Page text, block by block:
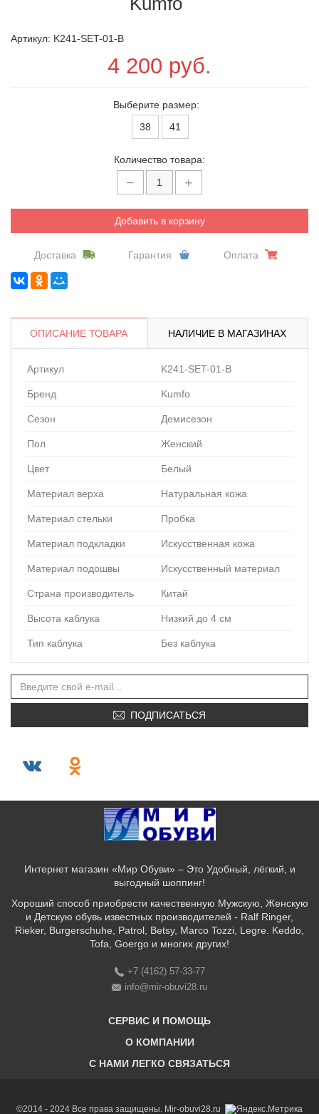
Артикул: K241-SET-01-B
4 200 руб.
Выберите размер:
38
41
Количество товара:
Добавить в корзину
Доставка Гарантия Оплата
ОПИСАНИЕ ТОВАРА НАЛИЧИЕ В МАГАЗИНАХ
Артикул K241-SET-01-B
Бренд Kumfo
Сезон Демисезон
Пол Женский
Цвет Белый
Материал верха Натуральная кожа
Материал стельки Пробка
Материал подкладки Искусственная кожа
Материал подошвы Искусственный материал
Страна производитель Китай
Высота каблука Низкий до 4 см
Тип каблука Без каблука
ПОДПИСАТЬСЯ
Интернет магазин «Мир Обуви» – Это Удобный, лёгкий, и
выгодный шоппинг!
Хороший способ приобрести качественную Мужскую, Женскую
и Детскую обувь известных производителей - Ralf Ringer,
Rieker, Burgerschuhe, Patrol, Betsy, Marco Tozzi, Legre. Keddo,
Tofa, Goergo и многих других!
+7 (4162) 57-33-77
info@mir-obuvi28.ru
СЕРВИС И ПОМОЩЬ
Бонусная программа
О КОМПАНИИ
C НАМИ ЛЕГКО СВЯЗАТЬСЯ
©2014 - 2024 Все права защищены. Mir-obuvi28.ru